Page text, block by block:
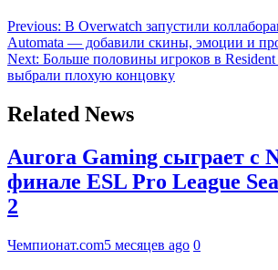
Previous: В Overwatch запустили
Automata — добавили скины, эмоции и
Next: Больше половины игроков в
выбрали плохую концовку
Related News
Aurora Gaming сыграет с
финале ESL Pro League
2
Чемпионат.com5 месяцев ago 0